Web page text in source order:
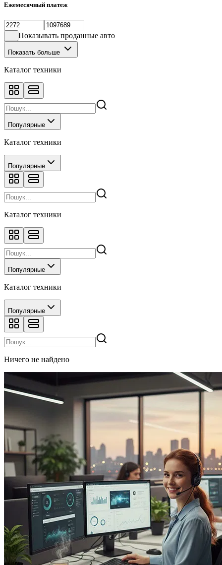
Ежемесячный платеж
Показывать проданные авто
Показать больше
Каталог техники
Популярные
Каталог техники
Популярные
Каталог техники
Популярные
Каталог техники
Популярные
Ничего не найдено